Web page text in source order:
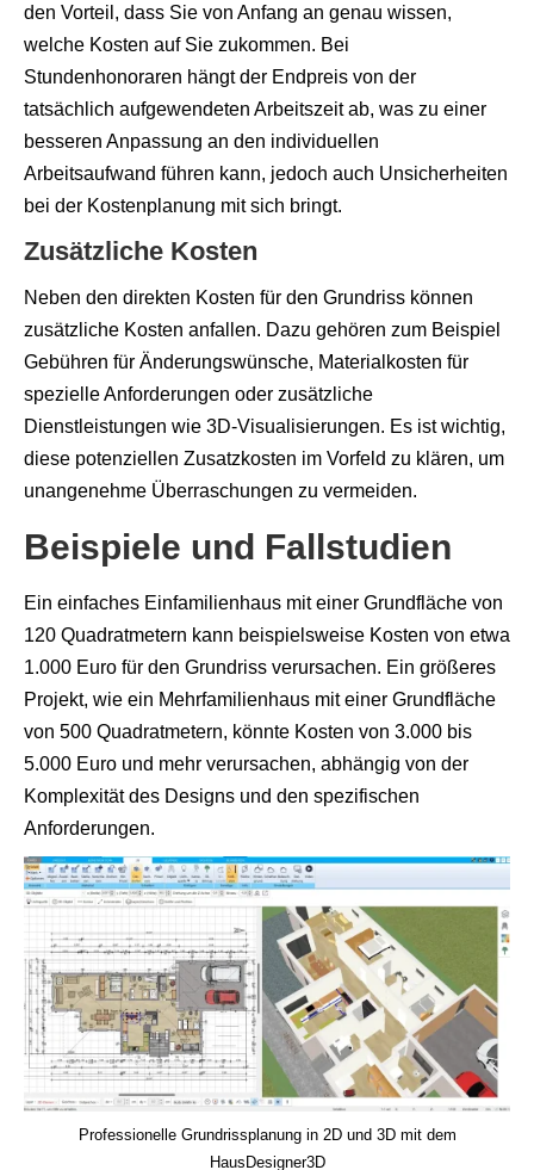
den Vorteil, dass Sie von Anfang an genau wissen,
welche Kosten auf Sie zukommen. Bei
Stundenhonoraren hängt der Endpreis von der
tatsächlich aufgewendeten Arbeitszeit ab, was zu einer
besseren Anpassung an den individuellen
Arbeitsaufwand führen kann, jedoch auch Unsicherheiten
bei der Kostenplanung mit sich bringt.
Zusätzliche Kosten
Neben den direkten Kosten für den Grundriss können
zusätzliche Kosten anfallen. Dazu gehören zum Beispiel
Gebühren für Änderungswünsche, Materialkosten für
spezielle Anforderungen oder zusätzliche
Dienstleistungen wie 3D-Visualisierungen. Es ist wichtig,
diese potenziellen Zusatzkosten im Vorfeld zu klären, um
unangenehme Überraschungen zu vermeiden.
Beispiele und Fallstudien
Ein einfaches Einfamilienhaus mit einer Grundfläche von
120 Quadratmetern kann beispielsweise Kosten von etwa
1.000 Euro für den Grundriss verursachen. Ein größeres
Projekt, wie ein Mehrfamilienhaus mit einer Grundfläche
von 500 Quadratmetern, könnte Kosten von 3.000 bis
5.000 Euro und mehr verursachen, abhängig von der
Komplexität des Designs und den spezifischen
Anforderungen.
Professionelle Grundrissplanung in 2D und 3D mit dem
HausDesigner3D